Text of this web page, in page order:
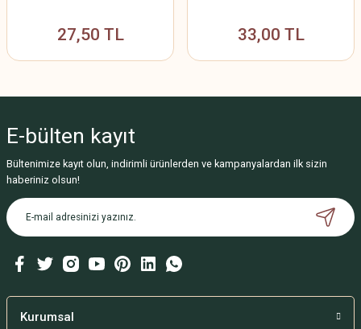
27,50 TL 33,00 TL
E-bülten kayıt
Bültenimize kayıt olun, indirimli ürünlerden ve kampanyalardan ilk sizin
haberiniz olsun!
Kurumsal